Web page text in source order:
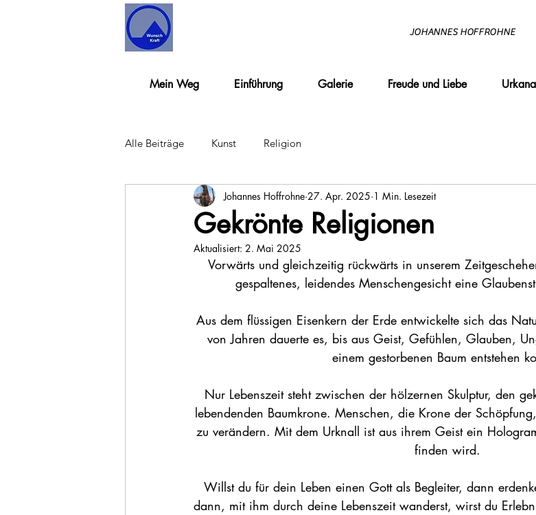
JOHANNES HOFFROHNE
Mein Weg Einführung Galerie Freude und Liebe
Alle Beiträge Kunst Religion
Gekrönte Religionen
Johannes Hoffrohne 27. Apr. 2025 1 Min. Lesezeit
Aktualisiert: 2. Mai 2025
Vorwärts und gleichzeitig rückwärts in unserem
gespaltenes, leidendes Menschengesicht eine
Aus dem flüssigen Eisenkern der Erde entwickelte sich das
von Jahren dauerte es, bis aus Geist, Gefühlen, Glauben,
einem gestorbenen Baum entstehen
Nur Lebenszeit steht zwischen der hölzernen Skulptur, den
lebendenden Baumkrone. Menschen, die Krone der
zu verändern. Mit dem Urknall ist aus ihrem Geist ein
finden wird.
Willst du für dein Leben einen Gott als Begleiter, dann
dann, mit ihm durch deine Lebenszeit wanderst, wirst du